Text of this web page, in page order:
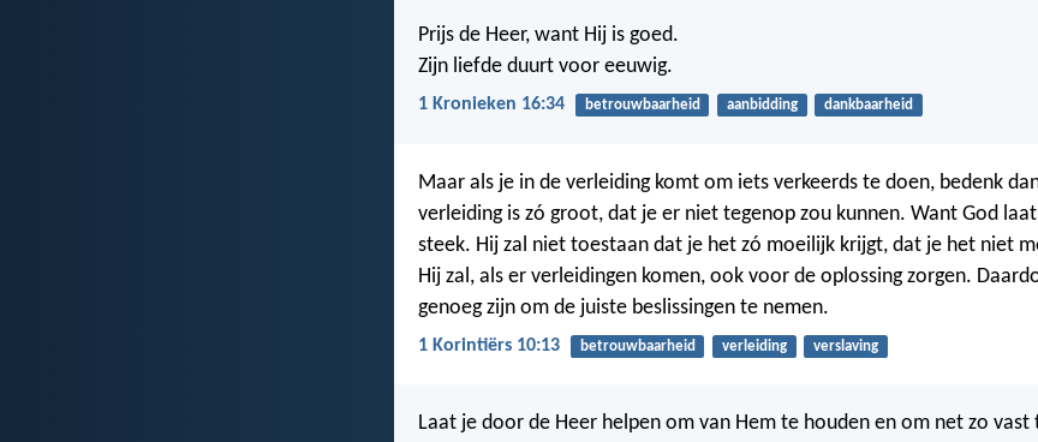
Prijs de Heer, want Hij is goed.
Zijn liefde duurt voor eeuwig.
1 Kronieken 16:34 betrouwbaarheid aanbidding dankbaarheid
Maar als je in de verleiding komt om iets verkeerds te doen, bedenk
verleiding is zó groot, dat je er niet tegenop zou kunnen. Want God
steek. Hij zal niet toestaan dat je het zó moeilijk krijgt, dat je het niet
Hij zal, als er verleidingen komen, ook voor de oplossing zorgen.
genoeg zijn om de juiste beslissingen te nemen.
1 Korintiërs 10:13 betrouwbaarheid verleiding verslaving
Laat je door de Heer helpen om van Hem te houden en om net zo